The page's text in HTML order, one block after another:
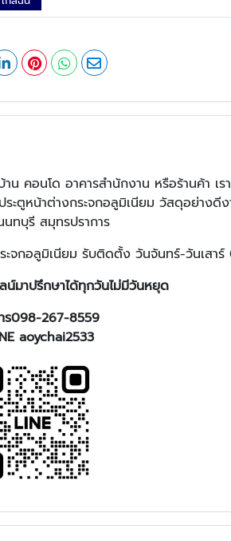
น คอนโด อาคารสำนักงาน หรือร้านค้า
ตูหน้าต่างกระจกอลูมิเนียม วัสดุอย่างดี
ทบุรี สมุทรปราการ
ระจกอลูมิเนียม รับติดตั้ง วันจันทร์-วันเสา
น์มาปรึกษาได้ทุกวันไม่มีวันหยุด
ร098-267-8559
aoychai2533